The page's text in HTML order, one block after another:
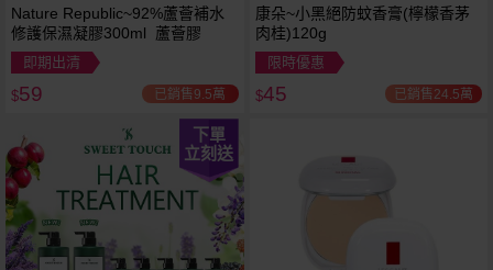
Nature Republic~92%蘆薈補水
修護保濕凝膠300ml 蘆薈膠
即期出清
$59 已銷售9.5萬
康朵~小黑絕防蚊香膏(檸檬香茅
肉桂)120g
限時優惠
$45 已銷售24.5萬
下單
立刻送